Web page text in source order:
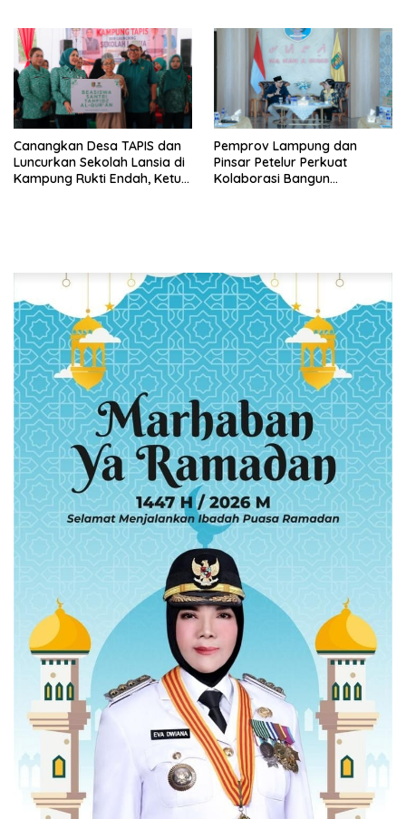
Canangkan Desa TAPIS dan
Luncurkan Sekolah Lansia di
Kampung Rukti Endah, Ketua
Pemprov Lampung dan
Pinsar Petelur Perkuat
Kolaborasi Bangun